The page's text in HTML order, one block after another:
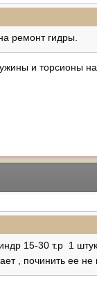
ремонт гидры.
и торсионы
15-30 т.р 1
, починить ее не